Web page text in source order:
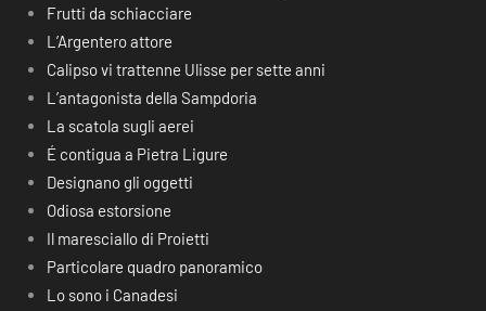
Frutti da schiacciare
L’Argentero attore
Calipso vi trattenne Ulisse per sette anni
L’antagonista della Sampdoria
La scatola sugli aerei
É contigua a Pietra Ligure
Designano gli oggetti
Odiosa estorsione
Il maresciallo di Proietti
Particolare quadro panoramico
Lo sono i Canadesi